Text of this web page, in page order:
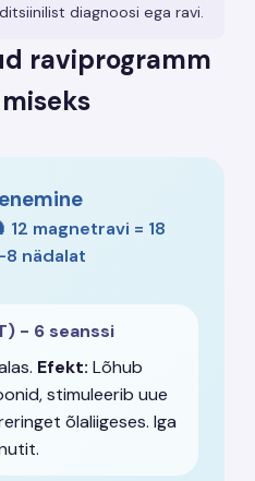
diagnoosi ega ravi.
raviprogramm
12 magnetravi = 18
8 nädalat
- 6 seanssi
Efekt: Lõhub
stimuleerib uue
õlaliigeses. Iga